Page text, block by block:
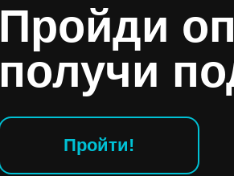
Пройди
получи
Пройти!